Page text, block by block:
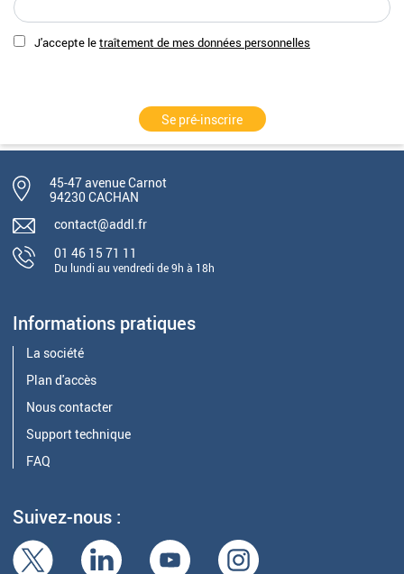
J'accepte letraîtement de mes données personnelles
Se pré-inscrire
45-47 avenue Carnot
94230 CACHAN
contact@addl.fr
01 46 15 71 11
Du lundi au vendredi de 9h à 18h
Informations pratiques
La société
Plan d'accès
Nous contacter
Support technique
FAQ
Suivez-nous :